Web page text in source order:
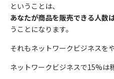
ということは、
あなたが商品を販売できる人数
うことになります。
それもネットワークビジネスを
ネットワークビジネスで15%は